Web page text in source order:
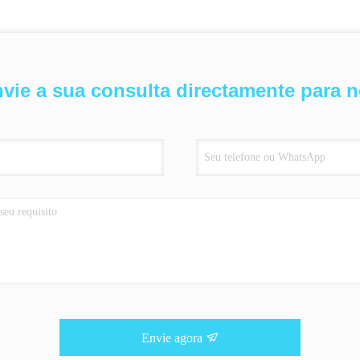
a sua consulta directamente para
Envie agora